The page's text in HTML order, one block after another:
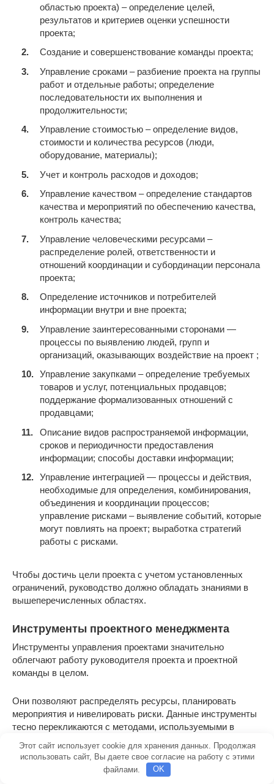
областью проекта) – определение целей,
результатов и критериев оценки успешности
проекта;
Создание и совершенствование команды проекта;
Управление сроками – разбиение проекта на группы
работ и отдельные работы; определение
последовательности их выполнения и
продолжительности;
Управление стоимостью – определение видов,
стоимости и количества ресурсов (люди,
оборудование, материалы);
Учет и контроль расходов и доходов;
Управление качеством – определение стандартов
качества и мероприятий по обеспечению качества,
контроль качества;
Управление человеческими ресурсами –
распределение ролей, ответственности и
отношений координации и субординации персонала
проекта;
Определение источников и потребителей
информации внутри и вне проекта;
Управление заинтересованными сторонами —
процессы по выявлению людей, групп и
организаций, оказывающих воздействие на проект ;
Управление закупками – определение требуемых
товаров и услуг, потенциальных продавцов;
поддержание формализованных отношений с
продавцами;
Oписание видов распространяемой информации,
сроков и периодичности предоставления
информации; cпособы доставки информации;
Управление интеграцией — процессы и действия,
необходимые для определения, комбинирования,
объединения и координации процессов;
управление рисками – выявление событий, которые
могут повлиять на проект; выработка стратегий
работы с рисками.
Чтобы достичь цели проекта с учетом установленных
ограничений, руководство должно обладать знаниями в
вышеперечисленных областях.
Инструменты проектного менеджмента
Инструменты управления проектами значительно
облегчают работу руководителя проекта и проектной
команды в целом.
Они позволяют распределять ресурсы, планировать
мероприятия и нивелировать риски. Данные инструменты
тесно перекликаются с методами, используемыми в
Метод календарно-сетевого планирования и метод
Этот сайт использует cookie для хранения данных. Продолжая
использовать сайт, Вы даете свое согласие на работу с этими
файлами.
OK